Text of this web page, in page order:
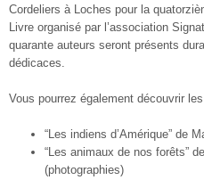
Cordeliers à Loches pour la
Livre organisé par l’association
quarante auteurs seront présents
dédicaces.
Vous pourrez également découvrir
“Les indiens d’Amérique” de
“Les animaux de nos forêts”
(photographies)